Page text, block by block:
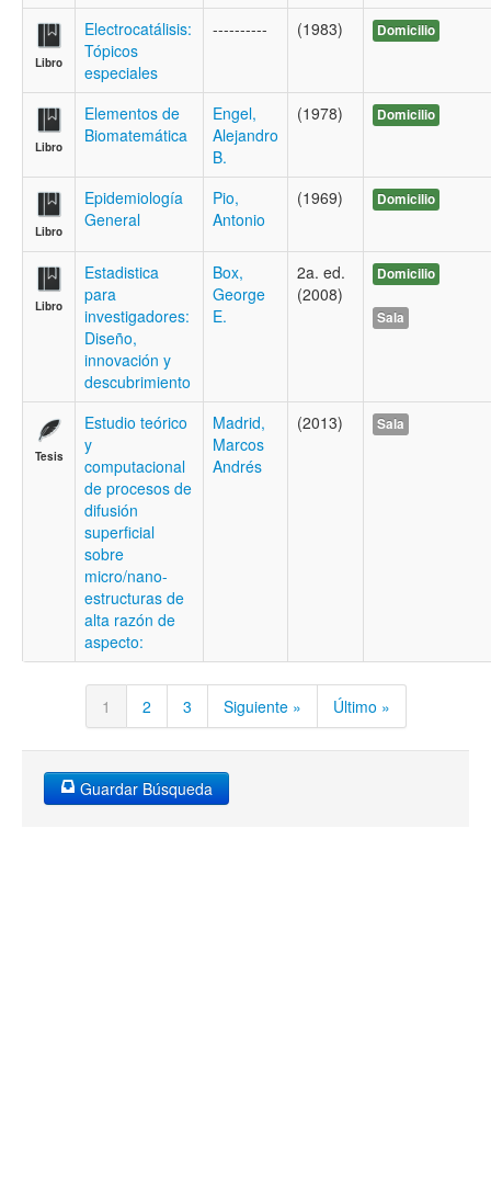
Libro
Electrocatálisis:
Tópicos
especiales
---------- (1983) Domicilio
Libro
Elementos de
Biomatemática
Engel,
Alejandro
B.
(1978) Domicilio
Libro
Epidemiología
General
Pio,
Antonio
(1969) Domicilio
Libro
Estadistica
para
investigadores:
Diseño,
innovación y
descubrimiento
Box,
George
E.
2a. ed.
(2008)
Domicilio
Sala
Tesis
Estudio teórico
y
computacional
de procesos de
difusión
superficial
sobre
micro/nano-
estructuras de
alta razón de
aspecto:
Madrid,
Marcos
Andrés
(2013) Sala
1 2 3 Siguiente » Último »
Guardar Búsqueda